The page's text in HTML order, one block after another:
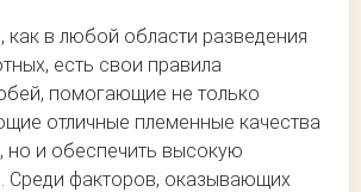
как в любой области разведения
есть свои правила
помогающие не только
отличные племенные качества
но и обеспечить высокую
Среди факторов, оказывающих